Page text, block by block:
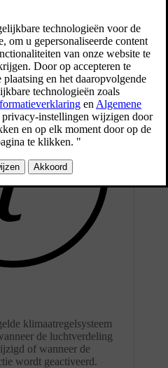
klimaatregelsysteem
de luchtverdeling
of wanneer de
wordt geactiveerd.